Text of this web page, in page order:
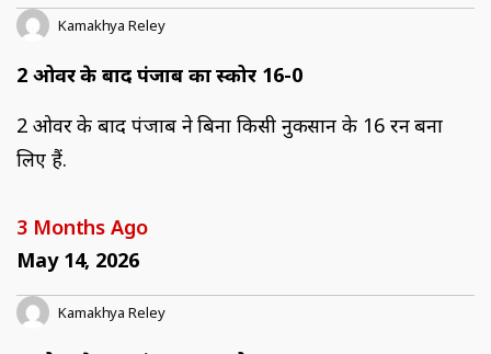
Kamakhya Reley
2 ओवर के बाद पंजाब का स्कोर 16-0
2 ओवर के बाद पंजाब ने बिना किसी नुकसान के 16 रन बना
लिए हैं.
3 Months Ago
May 14, 2026
Kamakhya Reley